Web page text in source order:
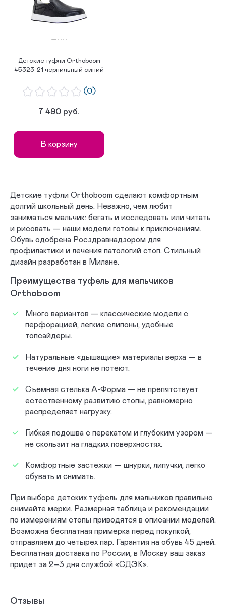
Детские туфли Orthoboom
45323-21 чернильный синий
(0)
7 490 руб.
В корзину
Детские туфли Orthoboom сделают комфортным
долгий школьный день. Неважно, чем любит
заниматься мальчик: бегать и исследовать или читать
и рисовать — наши модели готовы к приключениям.
Обувь одобрена Росздравнадзором для
профилактики и лечения патологий стоп. Стильный
дизайн разработан в Милане.
Преимущества туфель для мальчиков
Orthoboom
Много вариантов — классические модели с
перфорацией, легкие слипоны, удобные
топсайдеры.
Натуральные «дышащие» материалы верха — в
течение дня ноги не потеют.
Съемная стелька А-Форма — не препятствует
естественному развитию стопы, равномерно
распределяет нагрузку.
Гибкая подошва с перекатом и глубоким узором —
не скользит на гладких поверхностях.
Комфортные застежки — шнурки, липучки, легко
обувать и снимать.
При выборе детских туфель для мальчиков правильно
снимайте мерки. Размерная таблица и рекомендации
по измерениям стопы приводятся в описании моделей.
Возможна бесплатная примерка перед покупкой,
отправляем до четырех пар. Гарантия на обувь 45 дней.
Бесплатная доставка по России, в Москву ваш заказ
придет за 2–3 дня службой «СДЭК».
Отзывы